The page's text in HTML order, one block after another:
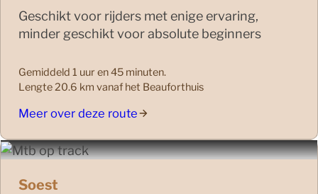
Geschikt voor rijders met enige ervaring,
minder geschikt voor absolute beginners
Gemiddeld 1 uur en 45 minuten.
Lengte 20.6 km vanaf het Beauforthuis
Meer over deze route
Soest